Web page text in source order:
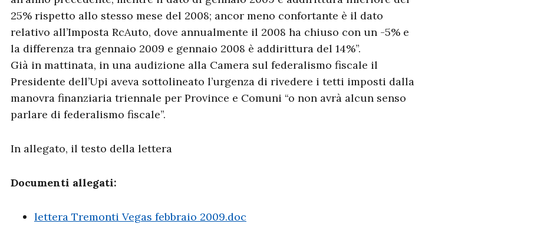
25% rispetto allo stesso mese del 2008; ancor meno confortante è il dato
relativo all’Imposta RcAuto, dove annualmente il 2008 ha chiuso con un -5% e
la differenza tra gennaio 2009 e gennaio 2008 è addirittura del 14%”.
Già in mattinata, in una audizione alla Camera sul federalismo fiscale il
Presidente dell’Upi aveva sottolineato l’urgenza di rivedere i tetti imposti dalla
manovra finanziaria triennale per Province e Comuni “o non avrà alcun senso
parlare di federalismo fiscale”.
In allegato, il testo della lettera
Documenti allegati:
lettera Tremonti Vegas febbraio 2009.doc